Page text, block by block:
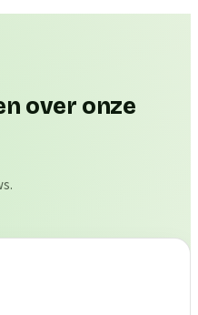
over onze